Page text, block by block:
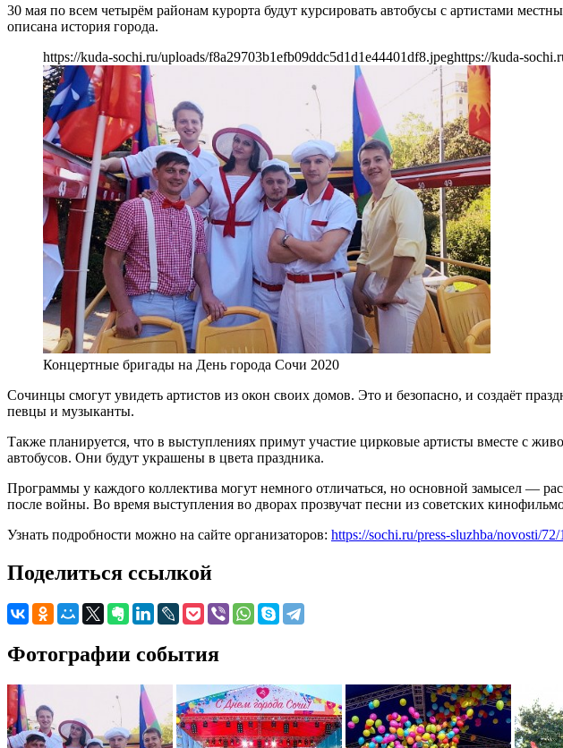
30 мая по всем четырём районам курорта будут курсировать автобусы с артистами
описана история города.
https://kuda-sochi.ru/uploads/f8a29703b1efb09ddc5d1d1e44401df8.jpeghttps://kuda-
Концертные бригады на День города Сочи 2020
Сочинцы смогут увидеть артистов из окон своих домов. Это и безопасно, и создаёт
певцы и музыканты.
Также планируется, что в выступлениях примут участие цирковые артисты вместе с
автобусов. Они будут украшены в цвета праздника.
Программы у каждого коллектива могут немного отличаться, но основной замысел —
после войны. Во время выступления во дворах прозвучат песни из советских
Узнать подробности можно на сайте организаторов: https://sochi.ru/press-sluzhba/novosti/
Поделиться ссылкой
Фотографии события